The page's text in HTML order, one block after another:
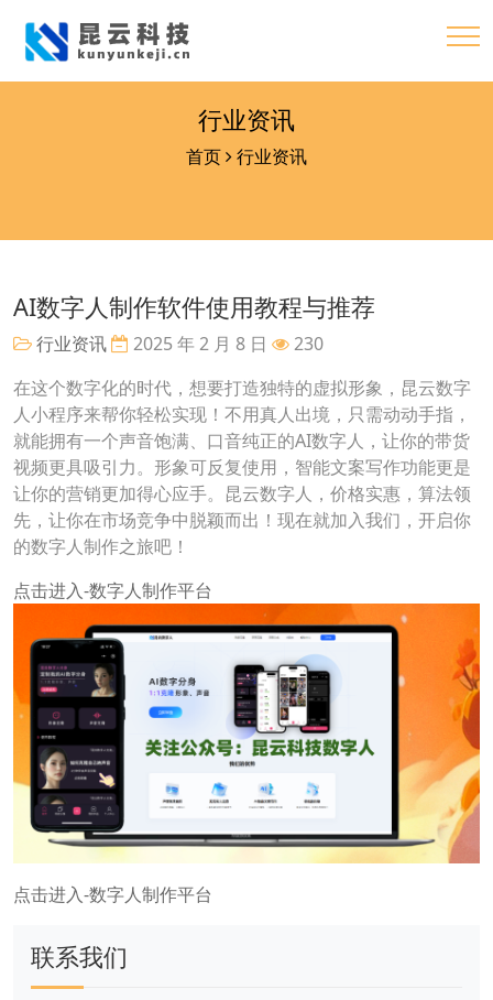
行业资讯
首页 行业资讯
AI数字人制作软件使用教程与推荐
行业资讯 2025 年 2 月 8 日
230
在这个数字化的时代，想要打造独特的虚拟形象，昆云数字
人小程序来帮你轻松实现！不用真人出境，只需动动手指，
就能拥有一个声音饱满、口音纯正的AI数字人，让你的带货
视频更具吸引力。形象可反复使用，智能文案写作功能更是
让你的营销更加得心应手。昆云数字人，价格实惠，算法领
先，让你在市场竞争中脱颖而出！现在就加入我们，开启你
的数字人制作之旅吧！
点击进入-数字人制作平台
点击进入-数字人制作平台
联系我们